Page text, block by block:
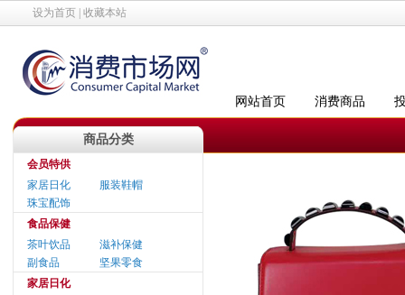
设为首页 收藏本站
网站首页 消费商品
商品分类
会员特供
家居日化
服装鞋帽
珠宝配饰
食品保健
茶叶饮品
滋补保健
副食品
坚果零食
家居日化